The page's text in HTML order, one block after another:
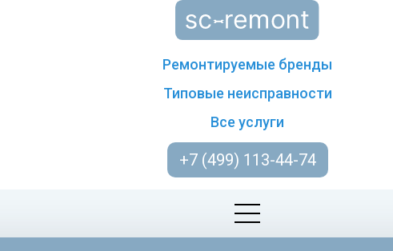
Ремонтируемые бренды
Типовые неисправности
Все услуги
+7 (499) 113-44-74